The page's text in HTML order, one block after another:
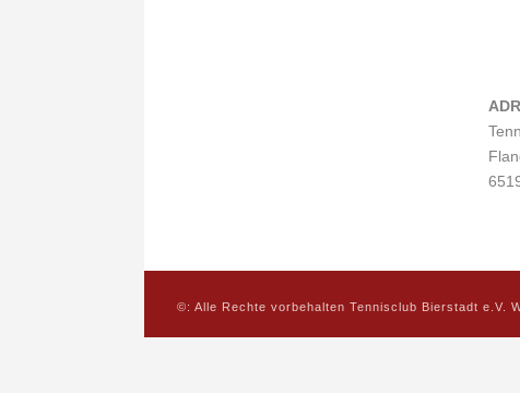
©: Alle Rechte vorbehalten Tennisclub Bierstadt e.V.